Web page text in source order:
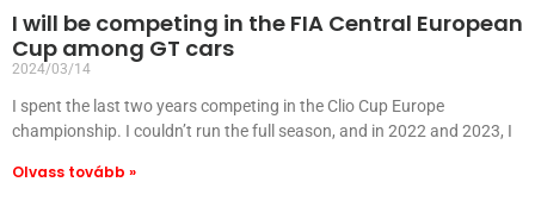
I will be competing in the FIA Central European
Cup among GT cars
2024/03/14
I spent the last two years competing in the Clio Cup Europe
championship. I couldn’t run the full season, and in 2022 and 2023, I
Olvass tovább »